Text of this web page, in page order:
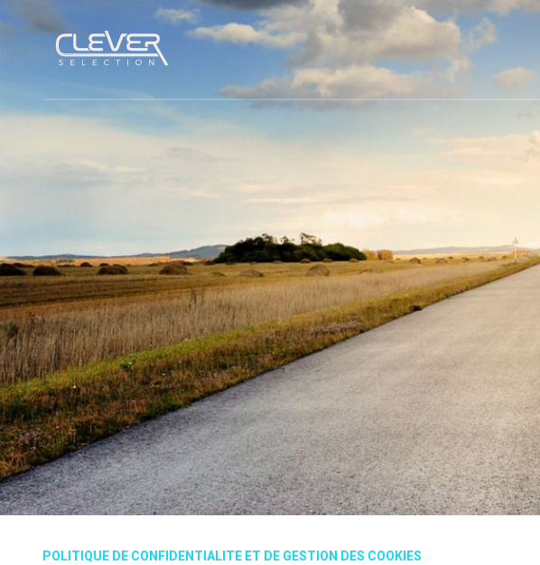
POLITIQUE DE CONFIDENTIALITE ET DE GESTION DES COOKIES